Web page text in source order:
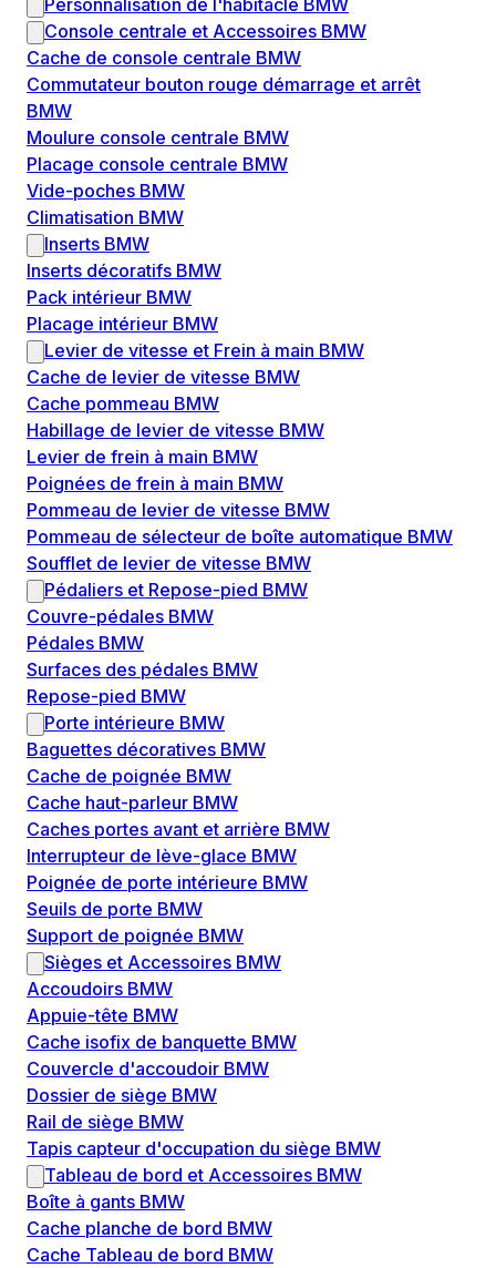
Personnalisation de l'habitacle BMW
Console centrale et Accessoires BMW
Cache de console centrale BMW
Commutateur bouton rouge démarrage et arrêt
BMW
Moulure console centrale BMW
Placage console centrale BMW
Vide-poches BMW
Climatisation BMW
Inserts BMW
Inserts décoratifs BMW
Pack intérieur BMW
Placage intérieur BMW
Levier de vitesse et Frein à main BMW
Cache de levier de vitesse BMW
Cache pommeau BMW
Habillage de levier de vitesse BMW
Levier de frein à main BMW
Poignées de frein à main BMW
Pommeau de levier de vitesse BMW
Pommeau de sélecteur de boîte automatique BMW
Soufflet de levier de vitesse BMW
Pédaliers et Repose-pied BMW
Couvre-pédales BMW
Pédales BMW
Surfaces des pédales BMW
Repose-pied BMW
Porte intérieure BMW
Baguettes décoratives BMW
Cache de poignée BMW
Cache haut-parleur BMW
Caches portes avant et arrière BMW
Interrupteur de lève-glace BMW
Poignée de porte intérieure BMW
Seuils de porte BMW
Support de poignée BMW
Sièges et Accessoires BMW
Accoudoirs BMW
Appuie-tête BMW
Cache isofix de banquette BMW
Couvercle d'accoudoir BMW
Dossier de siège BMW
Rail de siège BMW
Tapis capteur d'occupation du siège BMW
Tableau de bord et Accessoires BMW
Boîte à gants BMW
Cache planche de bord BMW
Cache Tableau de bord BMW